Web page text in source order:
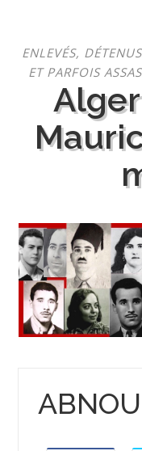
contenu
ENLEVÉS,
ET PARFOIS